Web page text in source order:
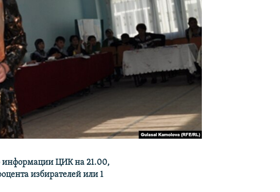
информации ЦИК на 21.00,
избирателей или 1